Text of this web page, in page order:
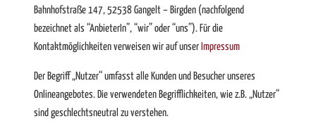
Bahnhofstraße 147, 52538 Gangelt – Birgden (nachfolgend
bezeichnet als “AnbieterIn”, “wir” oder “uns”). Für die
Kontaktmöglichkeiten verweisen wir auf unser Impressum
Der Begriff „Nutzer“ umfasst alle Kunden und Besucher unseres
Onlineangebotes. Die verwendeten Begrifflichkeiten, wie z.B. „Nutzer“
sind geschlechtsneutral zu verstehen.